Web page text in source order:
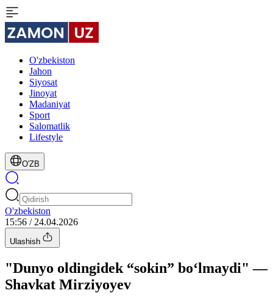
O'zbekiston
Jahon
Siyosat
Jinoyat
Madaniyat
Sport
Salomatlik
Lifestyle
O'ZB
O'zbekiston
15:56 / 24.04.2026
Ulashish
"Dunyo oldingidek “sokin” bo‘lmaydi" —
Shavkat Mirziyoyev